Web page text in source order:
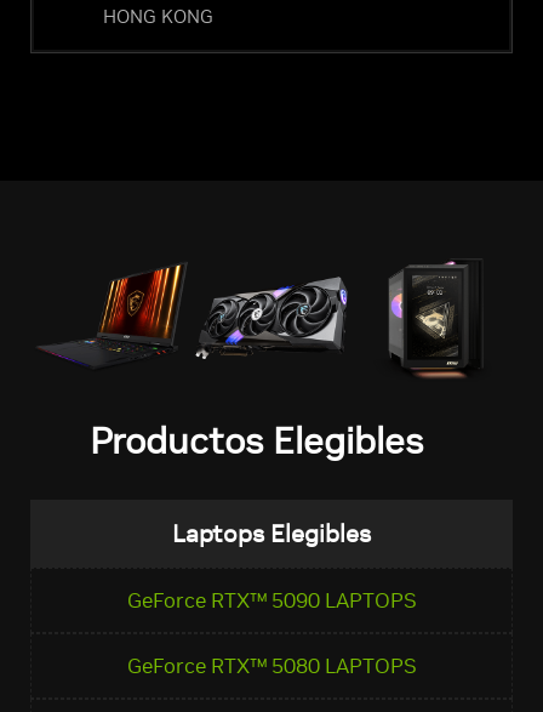
HONG KONG
Productos Elegibles
Laptops Elegibles
GeForce RTX™ 5090 LAPTOPS
GeForce RTX™ 5080 LAPTOPS